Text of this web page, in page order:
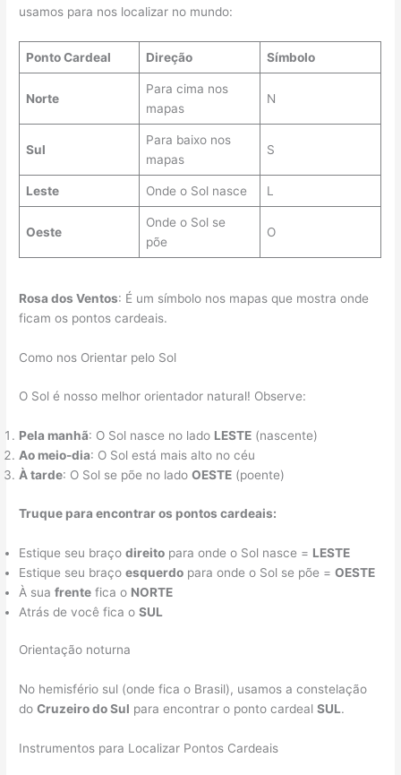
usamos para nos localizar no mundo:
Ponto Cardeal Direção Símbolo
Norte
Para cima nos
mapas
N
Sul
Para baixo nos
mapas
S
Leste Onde o Sol nasce L
Oeste
Onde o Sol se
põe
O
Rosa dos Ventos: É um símbolo nos mapas que mostra onde
ficam os pontos cardeais.
Como nos Orientar pelo Sol
O Sol é nosso melhor orientador natural! Observe:
Pela manhã: O Sol nasce no lado LESTE (nascente)
Ao meio-dia: O Sol está mais alto no céu
À tarde: O Sol se põe no ladoOESTE (poente)
Truque para encontrar os pontos cardeais:
Estique seu braçodireito para onde o Sol nasce = LESTE
Estique seu braçoesquerdo para onde o Sol se põe =OESTE
À suafrente fica o NORTE
Atrás de você fica oSUL
Orientação noturna
No hemisfério sul (onde fica o Brasil), usamos a constelação
doCruzeiro do Sul para encontrar o ponto cardealSUL.
Instrumentos para Localizar Pontos Cardeais